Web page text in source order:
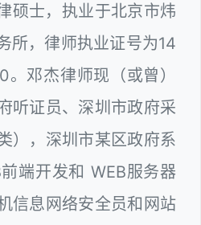
硕士，执业于北京市炜
所，律师执业证号为14
邓杰律师现（或曾）
听证员、深圳市政府采
），深圳市某区政府系
端开发和 WEB服务器
信息网络安全员和网站